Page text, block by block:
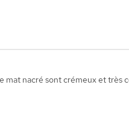
mat nacré sont crémeux et